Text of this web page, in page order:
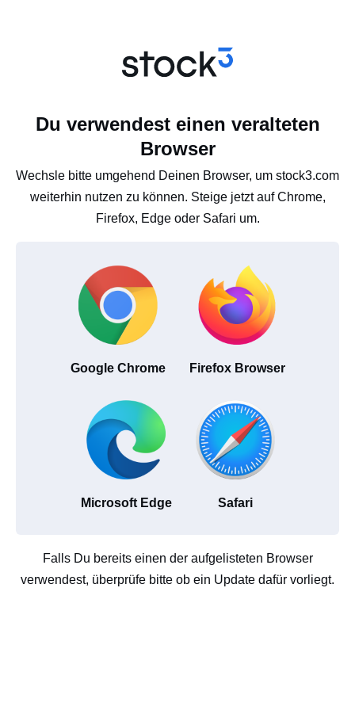
Du verwendest einen veralteten
Browser
Wechsle bitte umgehend Deinen Browser, um stock3.com
weiterhin nutzen zu können. Steige jetzt auf Chrome,
Firefox, Edge oder Safari um.
Google Chrome Firefox Browser
Microsoft Edge Safari
Falls Du bereits einen der aufgelisteten Browser
verwendest, überprüfe bitte ob ein Update dafür vorliegt.